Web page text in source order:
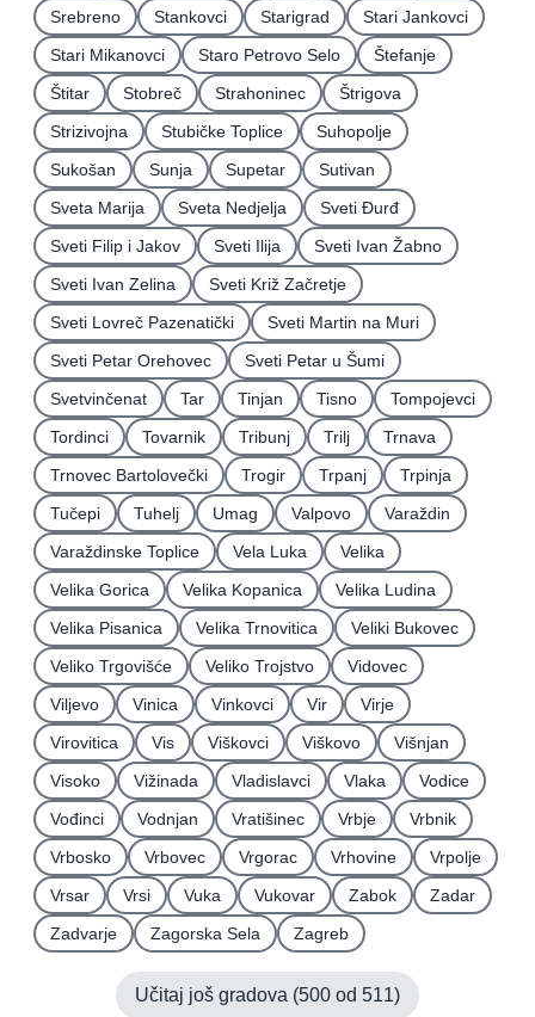
Srebreno
Stankovci Starigrad
Stari Jankovci
Stari Mikanovci
Staro Petrovo Selo
Štefanje
Štitar
Stobreč Strahoninec
Štrigova
Strizivojna
Stubičke Toplice
Suhopolje
Sukošan
Sunja Supetar
Sutivan
Sveta Marija
Sveta Nedjelja
Sveti Ðurđ
Sveti Filip i Jakov
Sveti Ilija
Sveti Ivan Žabno
Sveti Ivan Zelina
Sveti Križ Začretje
Sveti Lovreč Pazenatički
Sveti Martin na Muri
Sveti Petar Orehovec
Sveti Petar u Šumi
Svetvinčenat
Tar Tinjan Tisno
Tompojevci
Tordinci
Tovarnik Tribunj Trilj
Trnava
Trnovec Bartolovečki
Trogir Trpanj
Trpinja
Tučepi
Tuhelj Umag Valpovo
Varaždin
Varaždinske Toplice
Vela Luka
Velika
Velika Gorica
Velika Kopanica
Velika Ludina
Velika Pisanica
Velika Trnovitica
Veliki Bukovec
Veliko Trgovišće
Veliko Trojstvo
Vidovec
Viljevo
Vinica Vinkovci Vir
Virje
Virovitica
Vis Viškovci Viškovo
Višnjan
Visoko
Vižinada Vladislavci Vlaka
Vodice
Vođinci
Vodnjan Vratišinec Vrbje
Vrbnik
Vrbosko
Vrbovec Vrgorac Vrhovine
Vrpolje
Vrsar
Vrsi Vuka Vukovar Zabok
Zadar
Zadvarje
Zagorska Sela Zagreb
Učitaj još gradova (500 od 511)